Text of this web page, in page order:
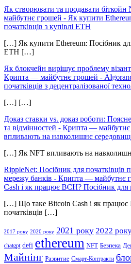
Як створювати та продавати
майбутнє грошей - Як купити
початківців з купівлі ETH
[…] Як купити Ethereum: Посібник для
ETH […]
Як блокчейн вирішує проблему
Крипта — майбутнє грошей -
початківців з децентралізованої
[…] […]
Доказ ставки vs. доказ роботи:
та відмінностей - Крипта —
впливають на навколишнє
[…] Як NFT впливають на
RippleNet: Посібник для початківців
мережу банків - Крипта — майбутнє
Cash і як працює BCH? Посібник для
[…] Що таке Bitcoin Cash і як працює
початківців […]
2017 року 2020 року 2021 року 2022
chatgpt defi ethereum NFT Безпека
Майнінг Развитие Смарт-Контракти